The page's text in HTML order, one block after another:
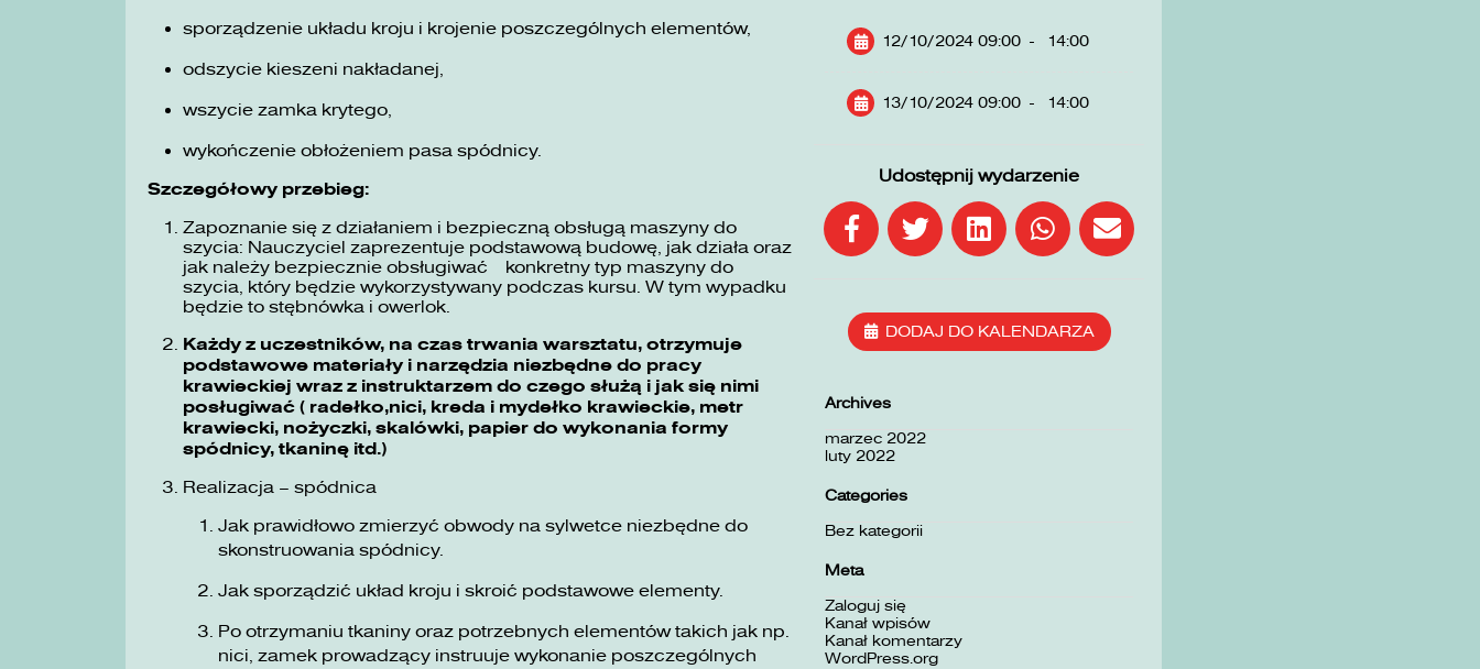
sporządzenie układu kroju i krojenie poszczególnych elementów,
odszycie kieszeni nakładanej,
wszycie zamka krytego,
wykończenie obłożeniem pasa spódnicy.
Szczegółowy przebieg:
Zapoznanie się z działaniem i bezpieczną obsługą maszyny do
szycia: Nauczyciel zaprezentuje podstawową budowę, jak działa oraz
jak należy bezpiecznie obsługiwać konkretny typ maszyny do
szycia, który będzie wykorzystywany podczas kursu. W tym wypadku
będzie to stębnówka i owerlok.
Każdy z uczestników, na czas trwania warsztatu, otrzymuje
podstawowe materiały i narzędzia niezbędne do pracy
krawieckiej wraz z instruktarzem do czego służą i jak się nimi
posługiwać ( radełko,nici, kreda i mydełko krawieckie, metr
krawiecki, nożyczki, skalówki, papier do wykonania formy
spódnicy, tkaninę itd.)
Realizacja – spódnica
Jak prawidłowo zmierzyć obwody na sylwetce niezbędne do
skonstruowania spódnicy.
Jak sporządzić układ kroju i skroić podstawowe elementy.
Po otrzymaniu tkaniny oraz potrzebnych elementów takich jak np.
nici, zamek prowadzący instruuje wykonanie poszczególnych
12/10/2024 09:00 - 14:00
13/10/2024 09:00 - 14:00
Udostępnij wydarzenie
DODAJ DO KALENDARZA
Archives
marzec 2022
luty 2022
Categories
Bez kategorii
Meta
Zaloguj się
Kanał wpisów
Kanał komentarzy
WordPress.org